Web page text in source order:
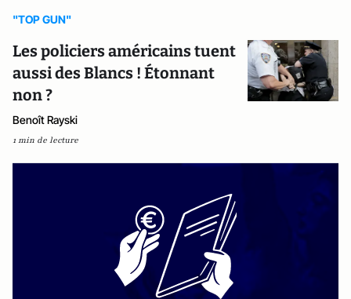
"TOP GUN"
Les policiers américains tuent
aussi des Blancs ! Étonnant
non ?
Benoît Rayski
1 min de lecture